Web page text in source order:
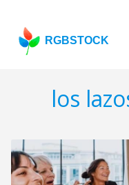
RGBSTOCK
los